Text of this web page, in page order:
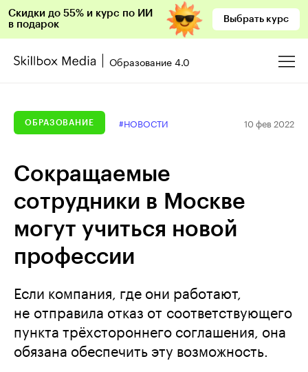
Скидки до 55% и курс по ИИ
в подарок
Выбрать курс
Образование 4.0
ОБРАЗОВАНИЕ #НОВОСТИ 10 фев 2022
Сокращаемые
сотрудники в Москве
могут учиться новой
профессии
Если компания, где они работают,
не отправила отказ от соответствующего
пункта трёхстороннего соглашения, она
обязана обеспечить эту возможность.